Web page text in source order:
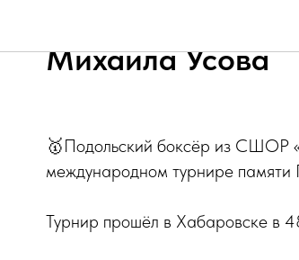
Ещё одна
Михаила Усова
🥇Подольский боксёр из СШОР
международном турнире памяти
Турнир прошёл в Хабаровске в